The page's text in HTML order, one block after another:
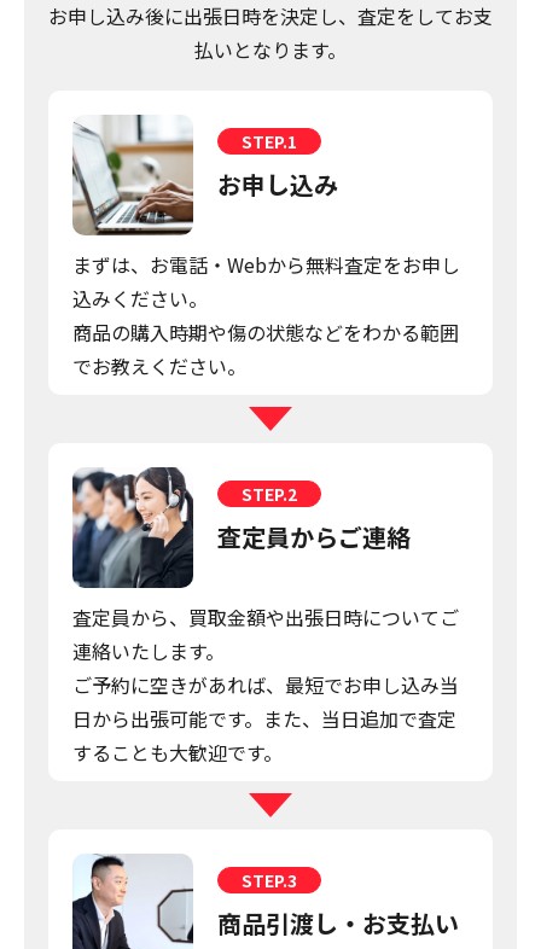
お申し込み後に出張日時を決定し、査定をしてお支
払いとなります。
STEP.1
お申し込み
まずは、お電話・Webから無料査定をお申し
込みください。
商品の購入時期や傷の状態などをわかる範囲
でお教えください。
STEP.2
査定員からご連絡
査定員から、買取金額や出張日時についてご
連絡いたします。
ご予約に空きがあれば、最短でお申し込み当
日から出張可能です。また、当日追加で査定
することも大歓迎です。
STEP.3
商品引渡し・お支払い